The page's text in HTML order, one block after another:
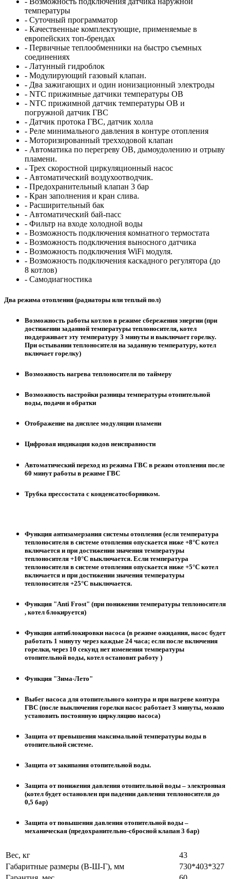
температуры
- Суточный программатор
- Качественные комплектующие, применяемые в
европейских топ-брендах
- Первичные теплообменники на быстро съемных
соединениях
- Латунный гидроблок
- Модулирующий газовый клапан.
- Два зажигающих и один ионизационный электроды
- NTC прижимные датчики температуры ОВ
- NTC прижимной датчик температуры ОВ и
погружной датчик ГВС
- Датчик протока ГВС, датчик холла
- Реле минимального давления в контуре отопления
- Моторизированный трехходовой клапан
- Автоматика по перегреву ОВ, дымоудолению и отрыву
пламени.
- Трех скоростной циркуляционный насос
- Автоматический воздухоотводчик.
- Предохранительный клапан 3 бар
- Кран заполнения и кран слива.
- Расширительный бак
- Автоматический бай-пасс
- Фильтр на входе холодной воды
- Возможность подключения комнатного термостата
- Возможность подключения выносного датчика
- Возможность подключения WiFi модуля.
- Возможность подключения каскадного регулятора (до
8 котлов)
- Самодиагностика
Два режима отопления (радиаторы или теплый пол)
Возможность работы котлов в режиме сбережения энергии (при
достижении заданной температуры теплоносителя, котел
поддерживает эту температуру 3 минуты и выключает горелку.
При остывании теплоносителя на заданную температуру, котел
включает горелку)
Возможность нагрева теплоносителя по таймеру
Возможность настройки разницы температуры отопительной
воды, подачи и обратки
Отображение на дисплее модуляции пламени
Цифровая индикация кодов неисправности
Автоматический переход из режима ГВС в режим отопления после
60 минут работы в режиме ГВС
Трубка прессостата с конденсатосборником.
Функция антизамерзания системы отопления (если температура
теплоносителя в системе отопления опускается ниже +8°С котел
включается и при достижении значения температуры
теплоносителя +10°С выключается. Если температура
теплоносителя в системе отопления опускается ниже +5°С котел
включается и при достижении значения температуры
теплоносителя +25°С выключается.
Функция "Anti Frost" (при понижении температуры теплоносителя
, котел блокируется)
Функция антиблокировки насоса (в режиме ожидания, насос будет
работать 1 минуту через каждые 24 часа; если после включения
горелки, через 10 секунд нет изменения температуры
отопительной воды, котел остановит работу )
Функция "Зима-Лето"
Выбег насоса для отопительного контура и при нагреве контура
ГВС (после выключения горелки насос работает 3 минуты, можно
установить постоянную циркуляцию насоса)
Защита от превышения максимальной температуры воды в
отопительной системе.
Защита от закипания отопительной воды.
Защита от понижения давления отопительной воды – электронная
(котел будет остановлен при падении давления теплоносителя до
0,5 бар)
Защита от повышения давления отопительной воды –
механическая (предохранительно-сбросной клапан 3 бар)
Вес, кг
43
Габаритные размеры (В-Ш-Г), мм
730*403*327